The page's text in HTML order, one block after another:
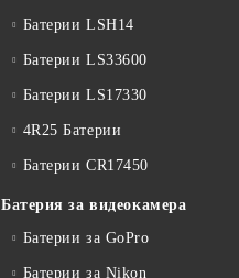
Батерии LSH14
Батерии LS33600
Батерии LS17330
4R25 Батерии
Батерии CR17450
Батерия за видеокамера
Батерии за GoPro
Батерии за Nikon